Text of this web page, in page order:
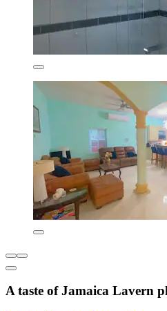
A taste of Jamaica Lavern